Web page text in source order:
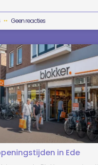
Geen reacties
in Ede